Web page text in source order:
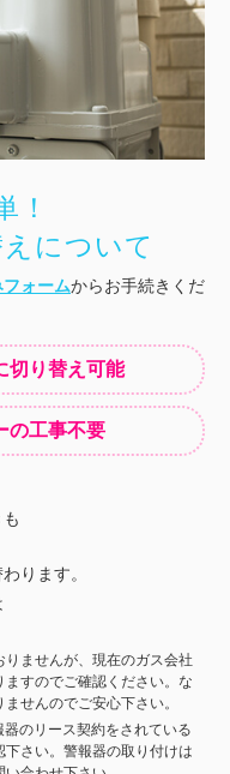
！
について
ォームからお手続きくだ
切り替え可能
の工事不要
ります。
ませんが、現在のガス会社
すのでご確認ください。な
せんのでご安心下さい。
のリース契約をされている
さい。警報器の取り付けは